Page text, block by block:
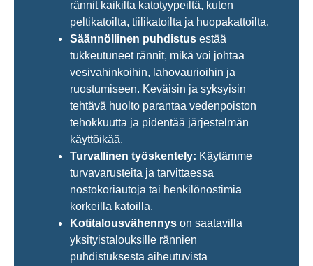
rännit kaikilta katotyypeiltä, kuten
peltikatoilta, tiilikatoilta ja huopakattoilta.
Säännöllinen puhdistus estää
tukkeutuneet rännit, mikä voi johtaa
vesivahinkoihin, lahovaurioihin ja
ruostumiseen. Keväisin ja syksyisin
tehtävä huolto parantaa vedenpoiston
tehokkuutta ja pidentää järjestelmän
käyttöikää.
Turvallinen työskentely: Käytämme
turvavarusteita ja tarvittaessa
nostokoriautoja tai henkilönostimia
korkeilla katoilla.
Kotitalousvähennys on saatavilla
yksityistalouksille rännien
puhdistuksesta aiheutuvista